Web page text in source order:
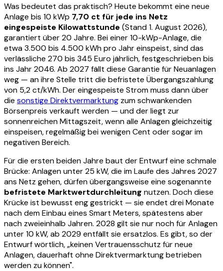
Was bedeutet das praktisch? Heute bekommt eine neue
Anlage bis 10 kWp 7,70 ct für jede ins Netz
eingespeiste Kilowattstunde (Stand 1. August 2026),
garantiert über 20 Jahre. Bei einer 10-kWp-Anlage, die
etwa 3.500 bis 4.500 kWh pro Jahr einspeist, sind das
verlässliche 270 bis 345 Euro jährlich, festgeschrieben bis
ins Jahr 2046. Ab 2027 fällt diese Garantie für Neuanlagen
weg — an ihre Stelle tritt die befristete Übergangszahlung
von 5,2 ct/kWh. Der eingespeiste Strom muss dann über
die sonstige Direktvermarktung zum schwankenden
Börsenpreis verkauft werden — und der liegt zur
sonnenreichen Mittagszeit, wenn alle Anlagen gleichzeitig
einspeisen, regelmäßig bei wenigen Cent oder sogar im
negativen Bereich.
Für die ersten beiden Jahre baut der Entwurf eine schmale
Brücke: Anlagen unter 25 kW, die im Laufe des Jahres 2027
ans Netz gehen, dürfen übergangsweise eine sogenannte
befristete Marktwertdurchleitung nutzen. Doch diese
Krücke ist bewusst eng gestrickt — sie endet drei Monate
nach dem Einbau eines Smart Meters, spätestens aber
nach zweieinhalb Jahren. 2028 gilt sie nur noch für Anlagen
unter 10 kW, ab 2029 entfällt sie ersatzlos. Es gibt, so der
Entwurf wörtlich, „keinen Vertrauensschutz für neue
Anlagen, dauerhaft ohne Direktvermarktung betrieben
werden zu können".